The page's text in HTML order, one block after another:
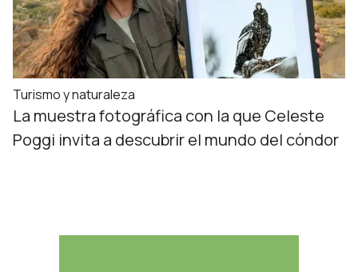
Turismo y naturaleza
La muestra fotográfica con la que Celeste
Poggi invita a descubrir el mundo del cóndor